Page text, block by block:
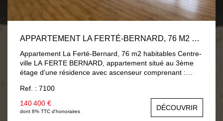
APPARTEMENT LA FERTÉ-BERNARD, 76 M2 HABITABLES
Appartement La Ferté-Bernard, 76 m2 habitables Centre-
ville LA FERTE BERNARD, appartement situé au 3ème
étage d'une résidence avec ascenseur comprenant :
salle de bain, arrière cuisine et wc. Cave et garage.
Ref. : 7100
140 400 €
dont 8% TTC d'honoraires DÉCOUVRIR